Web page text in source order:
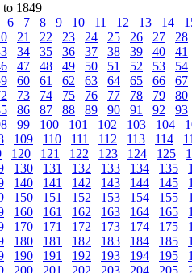
to 1849
6 7 8 9 10 11 12 13 14
21 22 23 24 25 26 27
28
34 35 36 37 38 39 40
41
47 48 49 50 51 52 53
54
60 61 62 63 64 65 66
67
73 74 75 76 77 78 79
80
86 87 88 89 90 91 92
93
99 100 101 102 103 104
109 110 111 112 113 114
120 121 122 123 124 125
130 131 132 133 134 135
140 141 142 143 144 145
150 151 152 153 154 155
160 161 162 163 164 165
170 171 172 173 174 175
180 181 182 183 184 185
190 191 192 193 194 195
200 201 202 203 204 205